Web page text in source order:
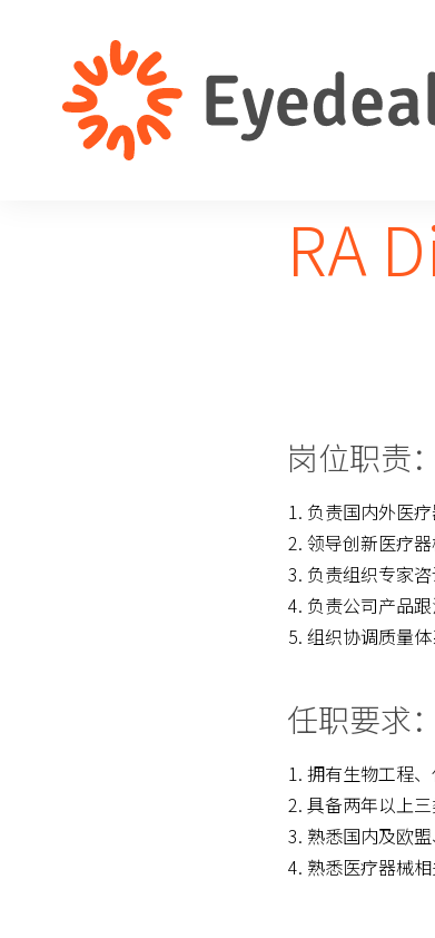
RA
岗位职责：
负责国内外医
领导创新医疗器
负责组织专家咨
负责公司产品
组织协调质量
任职要求：
拥有生物工程
具备两年以上
熟悉国内及欧
熟悉医疗器械